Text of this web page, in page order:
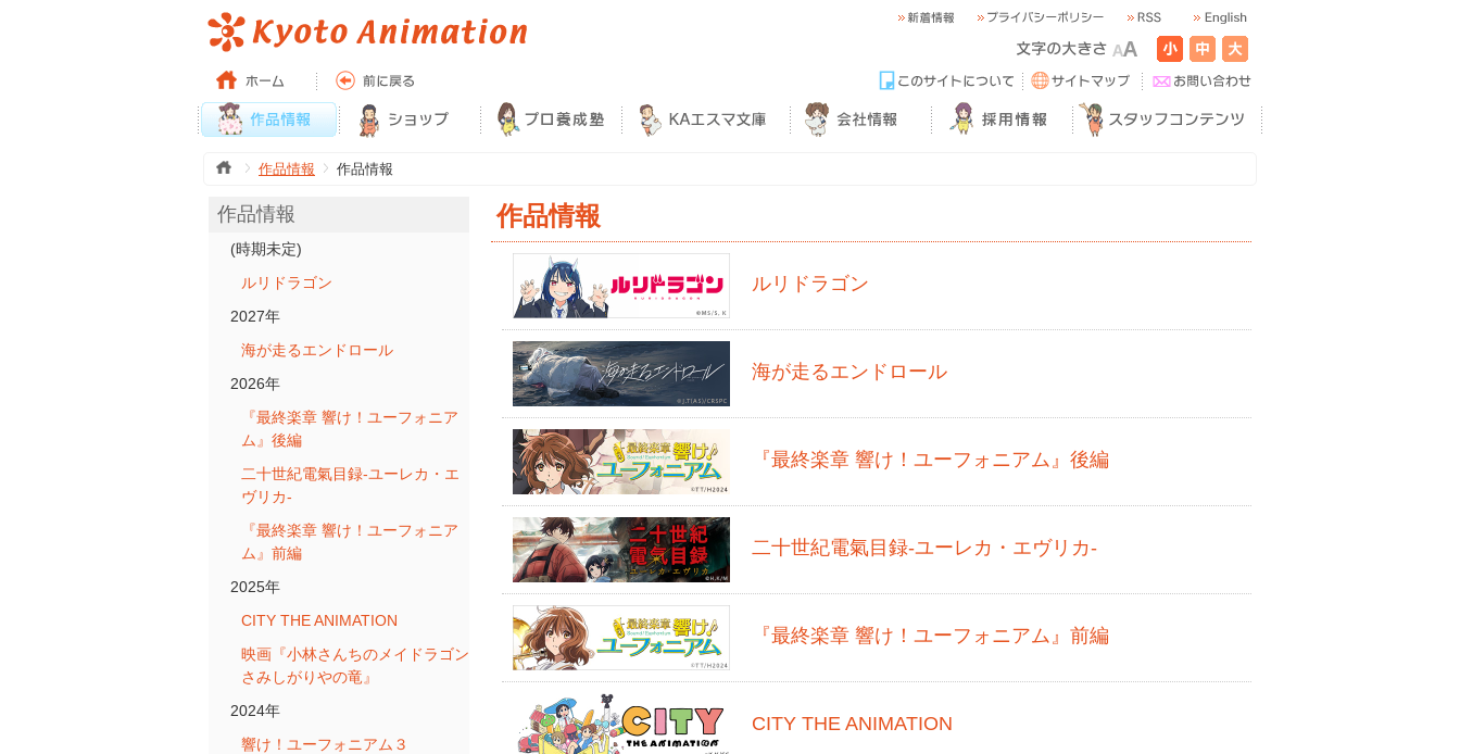
作品情報 作品情報
作品情報
(時期未定)
ルリドラゴン
2027年
海が走るエンドロール
2026年
『最終楽章 響け！ユーフォニア
ム』後編
二十世紀電氣目録-ユーレカ・エ
ヴリカ-
『最終楽章 響け！ユーフォニア
ム』前編
2025年
CITY THE ANIMATION
映画『小林さんちのメイドラゴン
さみしがりやの竜』
2024年
響け！ユーフォニアム３
作品情報
ルリドラゴン
海が走るエンドロール
『最終楽章 響け！ユーフォニアム』後編
二十世紀電氣目録-ユーレカ・エヴリカ-
『最終楽章 響け！ユーフォニアム』前編
CITY THE ANIMATION